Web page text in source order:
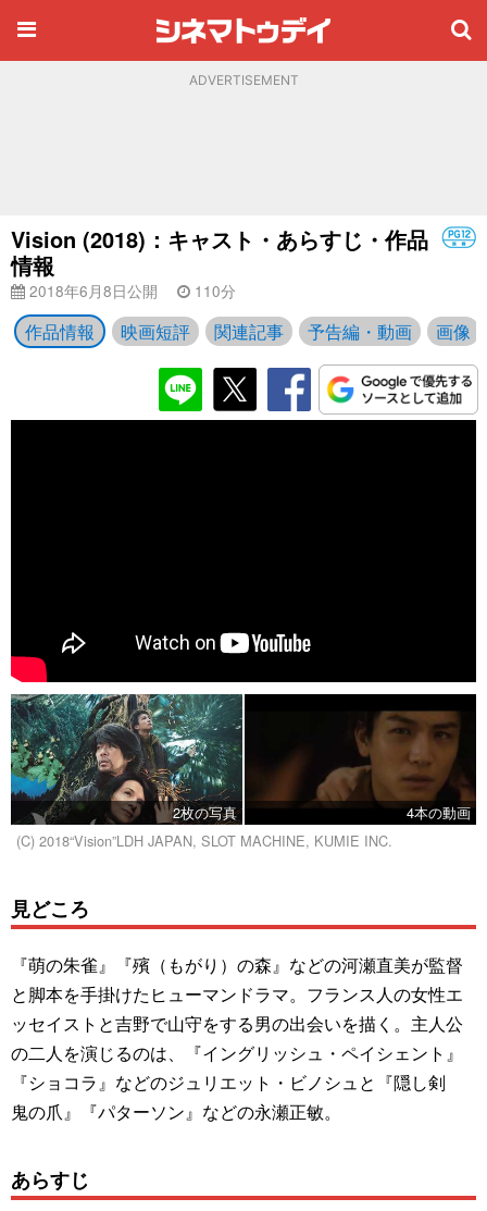
ADVERTISEMENT
Vision (2018)：キャスト・あらすじ・作品
情報
2018年6月8日公開 110分
作品情報 映画短評 関連記事 予告編・動画 画像
2枚の写真
4本の動画
(C) 2018“Vision”LDH JAPAN, SLOT MACHINE, KUMIE INC.
見どころ
『萌の朱雀』『殯（もがり）の森』などの河瀬直美が監督
と脚本を手掛けたヒューマンドラマ。フランス人の女性エ
ッセイストと吉野で山守をする男の出会いを描く。主人公
の二人を演じるのは、『イングリッシュ・ペイシェント』
『ショコラ』などのジュリエット・ビノシュと『隠し剣
鬼の爪』『パターソン』などの永瀬正敏。
あらすじ